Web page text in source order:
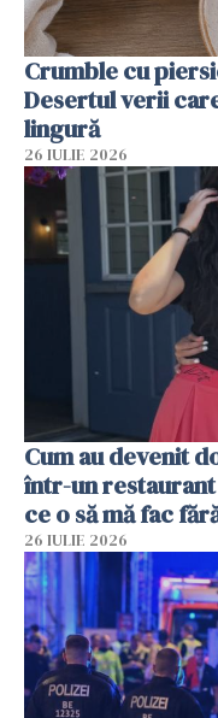
Crumble cu
Desertul verii
lingură
26 IULIE 2026
Cum au devenit
într-un restaurant
ce o să mă fac
26 IULIE 2026